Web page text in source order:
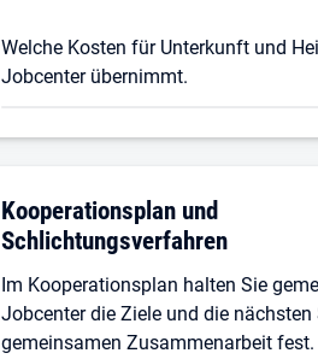
Welche Kosten für Unterkunft und
Jobcenter übernimmt.
Kooperationsplan und
Schlichtungsverfahren
Im Kooperationsplan halten Sie
Jobcenter die Ziele und die nächsten
gemeinsamen Zusammenarbeit fest.